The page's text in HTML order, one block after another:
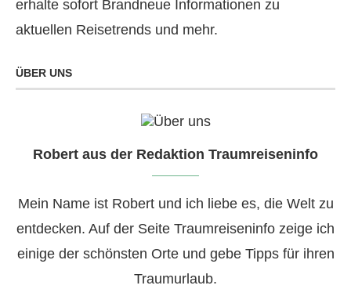
erhalte sofort Brandneue Informationen zu
aktuellen Reisetrends und mehr.
ÜBER UNS
Robert aus der Redaktion Traumreiseninfo
Mein Name ist Robert und ich liebe es, die Welt zu
entdecken. Auf der Seite Traumreiseninfo zeige ich
einige der schönsten Orte und gebe Tipps für ihren
Traumurlaub.